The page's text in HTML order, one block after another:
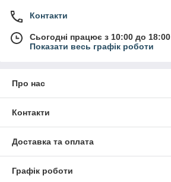
Контакти
Сьогодні працює з 10:00 до 18:00
Показати весь графік роботи
Про нас
Контакти
Доставка та оплата
Графік роботи